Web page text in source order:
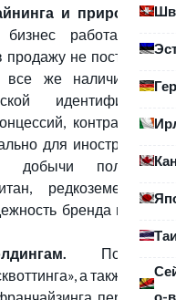
о-
и природных
работает по
продажу не поступают
все же наличие ТМ
идентификации
контрактов и
для иностранных
добычи полезных
редкоземельные
бренда влияет
Поможет
а также дает